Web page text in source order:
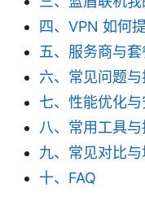
四、VPN 如何
五、服务商与
六、常见问题
七、性能优化
八、常用工具
九、常见对比
十、FAQ